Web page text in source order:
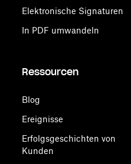
Elektronische Signaturen
In PDF umwandeln
Ressourcen
Blog
Ereignisse
Erfolgsgeschichten von
Kunden